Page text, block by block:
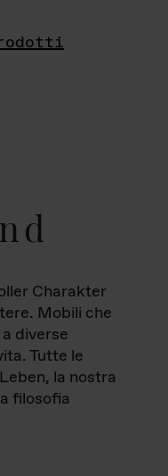
Charakter
Mobili che
diverse
Tutte le
la nostra
filosofia